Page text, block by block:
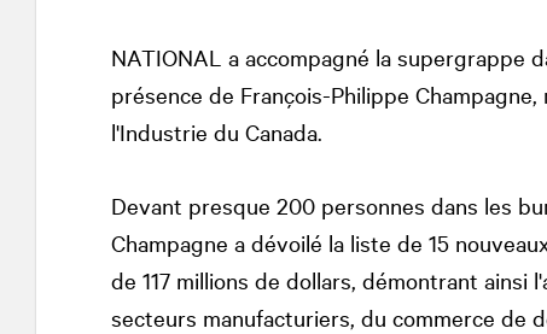
NATIONAL a accompagné la supergrappe
présence de François-Philippe
l'Industrie du Canada.
Devant presque 200 personnes dans les
Champagne a dévoilé la liste de 15
de 117 millions de dollars, démontrant ainsi
secteurs manufacturiers, du commerce de